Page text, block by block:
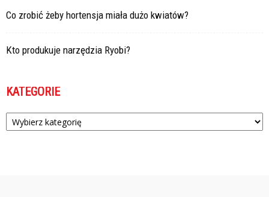
Co zrobić żeby hortensja miała dużo kwiatów?
Kto produkuje narzędzia Ryobi?
KATEGORIE
Kategorie